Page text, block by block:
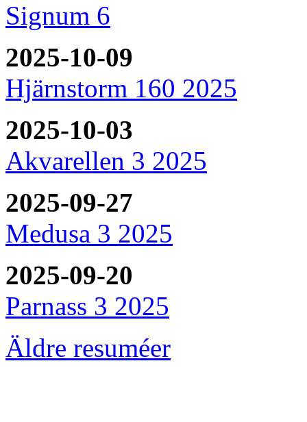
Signum 6
2025-10-09
Hjärnstorm 160 2025
2025-10-03
Akvarellen 3 2025
2025-09-27
Medusa 3 2025
2025-09-20
Parnass 3 2025
Äldre resuméer